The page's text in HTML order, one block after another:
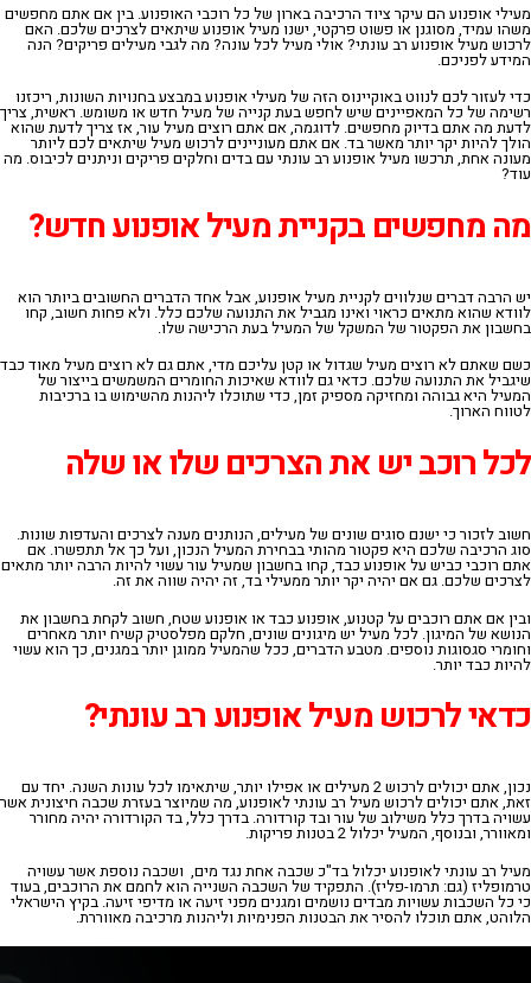
מעילי אופנוע הם עיקר ציוד הרכיבה בארון של כל רוכבי האופנוע. בין אם אתם מחפשים
משהו עמיד, מסוגנן או פשוט פרקטי, ישנו מעיל אופנוע שיתאים לצרכים שלכם. האם
לרכוש מעיל אופנוע רב עונתי? אולי מעיל לכל עונה? מה לגבי מעילים פריקים? הנה
המידע לפניכם.
כדי לעזור לכם לנווט באוקיינוס הזה של מעילי אופנוע במבצע בחנויות השונות, ריכזנו
רשימה של כל המאפיינים שיש לחפש בעת קנייה של מעיל חדש או משומש. ראשית, צריך
לדעת מה אתם בדיוק מחפשים. לדוגמה, אם אתם רוצים מעיל עור, אז צריך לדעת שהוא
הולך להיות יקר יותר מאשר בד. אם אתם מעוניינים לרכוש מעיל שיתאים לכם ליותר
מעונה אחת, תרכשו מעיל אופנוע רב עונתי עם בדים וחלקים פריקים וניתנים לכיבוס. מה
עוד?
מה מחפשים בקניית מעיל אופנוע חדש?
יש הרבה דברים שנלווים לקניית מעיל אופנוע, אבל אחד הדברים החשובים ביותר הוא
לוודא שהוא מתאים כראוי ואינו מגביל את התנועה שלכם כלל. ולא פחות חשוב, קחו
בחשבון את הפקטור של המשקל של המעיל בעת הרכישה שלו.
כשם שאתם לא רוצים מעיל שגדול או קטן עליכם מדי, אתם גם לא רוצים מעיל מאוד כבד
שיגביל את התנועה שלכם. כדאי גם לוודא שאיכות החומרים המשמשים בייצור של
המעיל היא גבוהה ומחזיקה מספיק זמן, כדי שתוכלו ליהנות מהשימוש בו ברכיבות
לטווח הארוך.
לכל רוכב יש את הצרכים שלו או שלה
חשוב לזכור כי ישנם סוגים שונים של מעילים, הנותנים מענה לצרכים והעדפות שונות.
סוג הרכיבה שלכם היא פקטור מהותי בבחירת המעיל הנכון, ועל כך אל תתפשרו. אם
אתם רוכבי כביש על אופנוע כבד, קחו בחשבון שמעיל עור עשוי להיות הרבה יותר מתאים
לצרכים שלכם. גם אם יהיה יקר יותר ממעילי בד,זה יהיה שווה את זה.
ובין אם אתם רוכבים על קטנוע,אופנוע כבד או אופנוע שטח, חשוב לקחת בחשבון את
הנושא של המיגון. לכל מעיל יש מיגונים שונים, חלקם מפלסטיק קשיח יותר מאחרים
וחומרי סגסוגות נוספים. מטבע הדברים, ככל שהמעיל ממוגן יותר במגנים, כך הוא עשוי
להיות כבד יותר.
כדאילרכושמעילאופנוערבעונתי?
נכון,אתם יכוליםלרכוש מעיליםאו אפילו יותר, שיתאימו לכל עונות השנה. יחד עם
זאת,אתם יכוליםלרכוש מעיל רב עונתילאופנוע,מה שמיוצרבעזרת שכבה חיצונית אשר
עשויה בדרך כלל משילוב של עור ובד קורדורה. בדרך כלל, בד הקורדורה יהיה מחורר
ומאוורר, ובנוסף, המעיל יכלול 2 בטנות פריקות.
מעיל רב עונתי לאופנוע יכלול בד"כ שכבה אחת נגד מים, ושכבה נוספת אשר עשויה
טרמופליז (גם: תרמו-פליז). התפקיד של השכבה השנייה הוא לחמם את הרוכבים, בעוד
כי כל השכבות עשויות מבדים נושמים ומגנים מפני זיעה או מדיפי זיעה. בקיץ הישראלי
הלוהט, אתם תוכלו להסיר את הבטנות הפנימיות וליהנות מרכיבה מאווררת.